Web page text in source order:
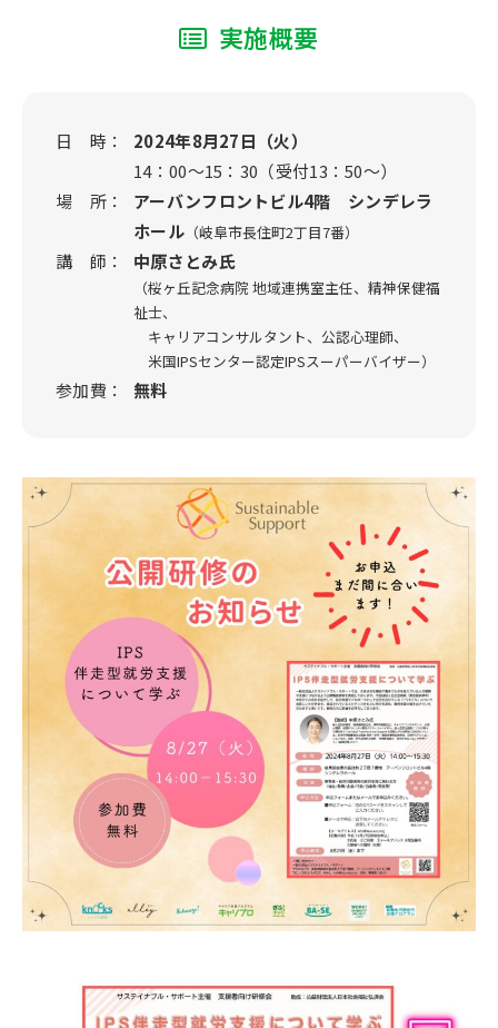
実施概要
日 時：
2024年8月27日（火）
14：00～15：30（受付13：50～）
場 所：
アーバンフロントビル4階 シンデレラ
ホール（岐阜市長住町2丁目7番）
講 師： 中原さとみ氏
（桜ヶ丘記念病院 地域連携室主任、精神保健福
祉士、
キャリアコンサルタント、公認心理師、
米国IPSセンター認定IPSスーパーバイザー）
参加費： 無料